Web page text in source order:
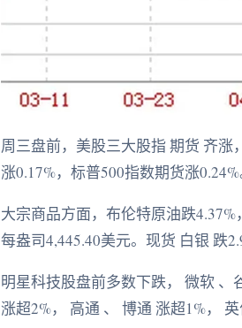
周三盘前，美股三大股指 期货 齐涨
涨0.17%，标普500指数期货涨0.24%
大宗商品方面，布伦特原油跌
每盎司4,445.40美元。现货 白银 跌
明星科技股盘前多数下跌， 微软 、
涨超2%， 高通 、 博通 涨超1%， 英